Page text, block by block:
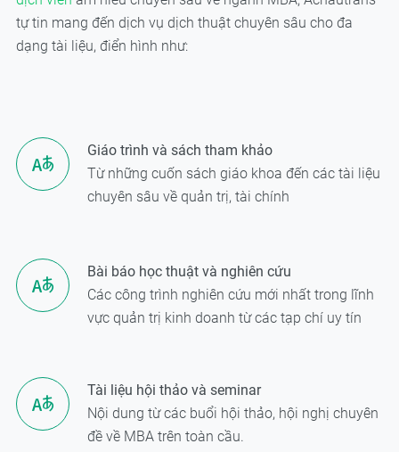
tự tin mang đến dịch vụ dịch thuật chuyên sâu cho đa
dạng tài liệu, điển hình như:
Giáo trình và sách tham khảo
Từ những cuốn sách giáo khoa đến các tài liệu
chuyên sâu về quản trị, tài chính
Bài báo học thuật và nghiên cứu
Các công trình nghiên cứu mới nhất trong lĩnh
vực quản trị kinh doanh từ các tạp chí uy tín
Tài liệu hội thảo và seminar
Nội dung từ các buổi hội thảo, hội nghị chuyên
đề về MBA trên toàn cầu.